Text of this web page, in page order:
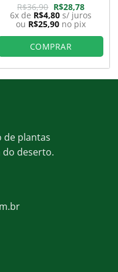
R$36,90 O
preço
original
era:
R$36,90.
R$28,78O
preço
atual
é:
R$28,78.
6x de R$4,80 s/ juros
ou R$25,90 no pix
COMPRAR
de plantas
deserto.